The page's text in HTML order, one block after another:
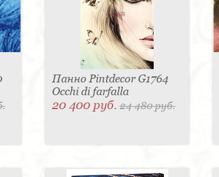
Панно Pintdecor G1764
Occhi di farfalla
20 400 руб. 24 480 руб.